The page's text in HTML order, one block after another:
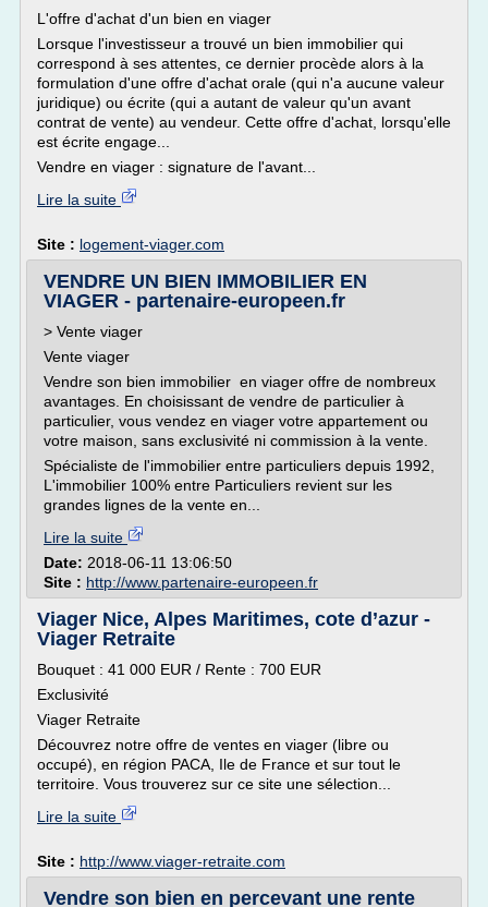
L'offre d'achat d'un bien en viager
Lorsque l'investisseur a trouvé un bien immobilier qui
correspond à ses attentes, ce dernier procède alors à la
formulation d'une offre d'achat orale (qui n'a aucune valeur
juridique) ou écrite (qui a autant de valeur qu'un avant
contrat de vente) au vendeur. Cette offre d'achat, lorsqu'elle
est écrite engage...
Vendre en viager : signature de l'avant...
Lire la suite
Site : logement-viager.com
VENDRE UN BIEN IMMOBILIER EN
VIAGER - partenaire-europeen.fr
> Vente viager
Vente viager
Vendre son bien immobilier en viager offre de nombreux
avantages. En choisissant de vendre de particulier à
particulier, vous vendez en viager votre appartement ou
votre maison, sans exclusivité ni commission à la vente.
Spécialiste de l'immobilier entre particuliers depuis 1992,
L'immobilier 100% entre Particuliers revient sur les
grandes lignes de la vente en...
Lire la suite
Date: 2018-06-11 13:06:50
Site : http://www.partenaire-europeen.fr
Viager Nice, Alpes Maritimes, cote d’azur -
Viager Retraite
Bouquet : 41 000 EUR / Rente : 700 EUR
Exclusivité
Viager Retraite
Découvrez notre offre de ventes en viager (libre ou
occupé), en région PACA, Ile de France et sur tout le
territoire. Vous trouverez sur ce site une sélection...
Lire la suite
Site : http://www.viager-retraite.com
Vendre son bien en percevant une rente